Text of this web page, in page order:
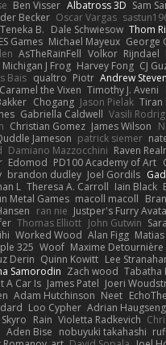
Ben Visser Albatross 3D Sam
Becker Oscar Vargas
Teneka B. Dale Schwiesow Thom
Games Michael Mayeux George
AsTheRainFell Volkor Rijndael
Michigan J Frog Harvey Fong CJ
Bais qualtro Piotr Andrew
Caramel the Vixen Timothy J. Aveni
Chogang Jason Pielak Tiran
Gabriella Caldwell Vasili
Christian Gomez James Wilson
Jameson patrick siemer
Damiano Mazzocchini Raven
Edomod PD100 Academy of Art
brandon dudley Joel Gordils
L Theresa A. Carroll Iain Black
Metal Games macoll macoll
ran nie Justper's Furry
Thomas Elliott John Gutwin
Worked Wood Alan Figg
325 Woof Maxime Detournière
Derin Quinn Kowitt Lee
Samorodin Zach wood Tabatha
A Car Is James Patel Joeri
Adam Hutchinson Neet
Loo Cypher Adrian Haugseng
Skyro Rain Violetta Radkevich
Aden Bise nobuyuki takahashi